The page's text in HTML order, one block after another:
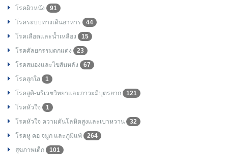
โรคผิวหนัง
91
โรคระบบทางเดินอาหาร
44
โรคเลือดและน้ำเหลือง
15
โรคศัลยกรรมตกแต่ง
23
โรคสมองและไขสันหลัง
67
โรคสุกใส
1
โรคสูติ-นรีเวชวิทยาและภาวะมีบุตรยาก
121
โรคหัวใจ
1
โรคหัวใจ ความดันโลหิตสูงและเบาหวาน
32
โรคหู คอ จมูก และภูมิแพ้
264
สุขภาพเด็ก
101